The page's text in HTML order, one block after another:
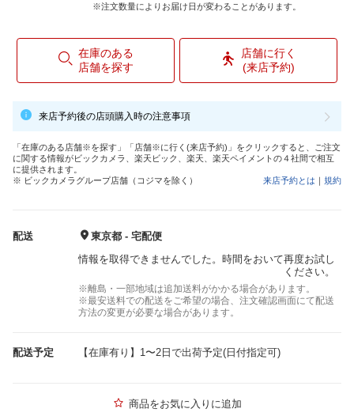
※注文数量によりお届け日が変わることがあります。
在庫のある
店舗を探す
店舗に行く
(来店予約)
来店予約後の店頭購入時の注意事項
「在庫のある店舗※を探す」「店舗※に行く(来店予約)」をクリックすると、ご注文
に関する情報がビックカメラ、楽天ビック、楽天、楽天ペイメントの４社間で相互
に提供されます。
※ ビックカメラグループ店舗（コジマを除く）
来店予約とは ｜ 規約
配送
東京都 - 宅配便
情報を取得できませんでした。時間をおいて再度お試し
ください。
※離島・一部地域は追加送料がかかる場合があります。
※最安送料での配送をご希望の場合、注文確認画面にて配送
方法の変更が必要な場合があります。
配送予定 【在庫有り】1〜2日で出荷予定(日付指定可)
商品をお気に入りに追加